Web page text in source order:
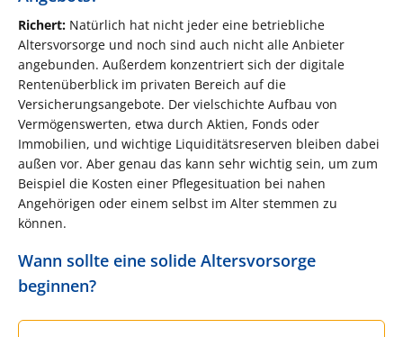
Richert: Natürlich hat nicht jeder eine betriebliche
Altersvorsorge und noch sind auch nicht alle Anbieter
angebunden. Außerdem konzentriert sich der digitale
Rentenüberblick im privaten Bereich auf die
Versicherungsangebote. Der vielschichte Aufbau von
Vermögenswerten, etwa durch Aktien, Fonds oder
Immobilien, und wichtige Liquiditätsreserven bleiben dabei
außen vor. Aber genau das kann sehr wichtig sein, um zum
Beispiel die Kosten einer Pflegesituation bei nahen
Angehörigen oder einem selbst im Alter stemmen zu
können.
Wann sollte eine solide Altersvorsorge
beginnen?